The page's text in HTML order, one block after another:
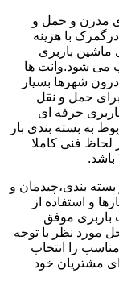
مدرن و حمل و
با هزینه
باربری
می شود.وانت ها
شهرها بسیار
حمل و نقل
حرفه ای
به بسته بندی بار
لحاظ فنی کاملا
باشد.
بسته بندی،چیدمان و
و استفاده از
باربری موفق
مورد نظر با توجه
را انتخاب
مشتریان خود